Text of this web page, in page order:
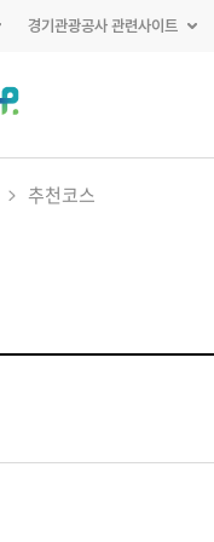
경기관광공사 관련사이트
추천코스